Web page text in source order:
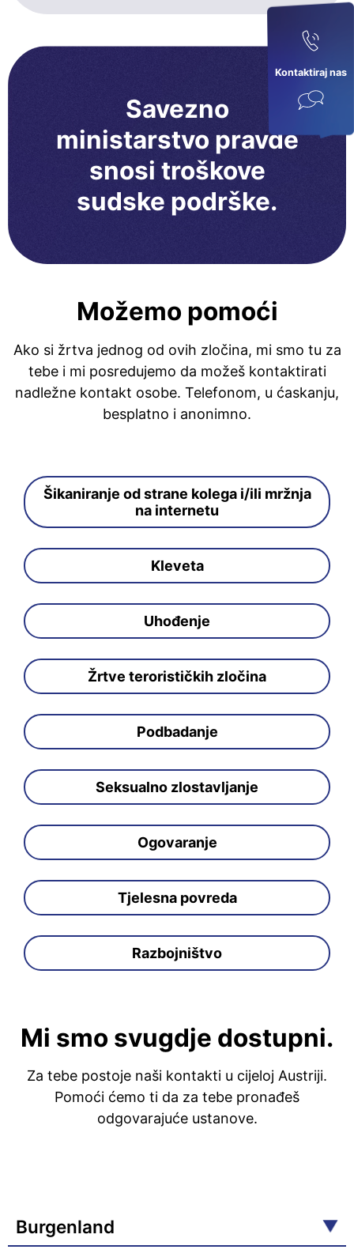
Kontaktiraj nas
Savezno
ministarstvo pravde
snosi troškove
sudske podrške.
Možemo pomoći
Ako si žrtva jednog od ovih zločina, mi smo tu za
tebe i mi posredujemo da možeš kontaktirati
nadležne kontakt osobe. Telefonom, u ćaskanju,
besplatno i anonimno.
Šikaniranje od strane kolega i/ili mržnja
na internetu
Kleveta
Uhođenje
Žrtve terorističkih zločina
Podbadanje
Seksualno zlostavljanje
Ogovaranje
Tjelesna povreda
Razbojništvo
Mi smo svugdje dostupni.
Za tebe postoje naši kontakti u cijeloj Austriji.
Pomoći ćemo ti da za tebe pronađeš
odgovarajuće ustanove.
Burgenland